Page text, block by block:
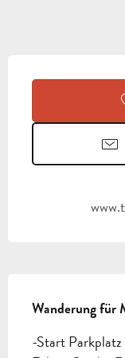
Wanderung für
-Start